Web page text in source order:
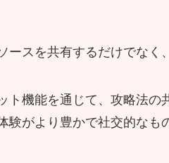
ースを共有するだけでなく
ト機能を通じて、攻略法の
験がより豊かで社交的なも